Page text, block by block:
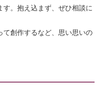
。抱え込まず、ぜひ相談に
て創作するなど、思い思いの